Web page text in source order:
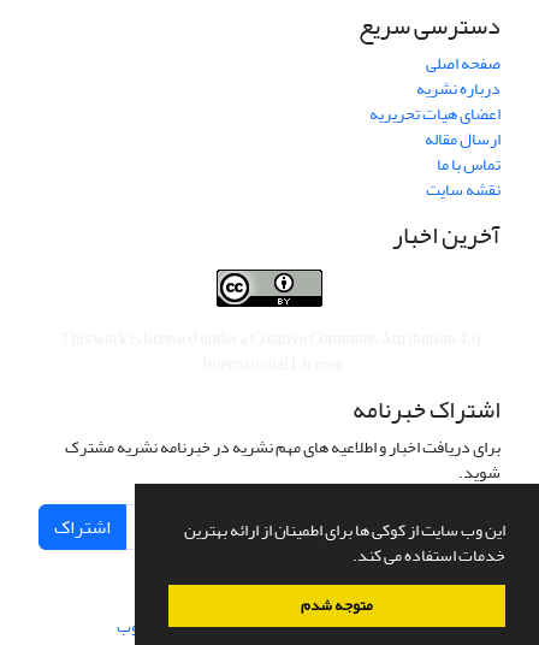
این وب سایت از کوکی ها برای اطمینان از ارائه بهترین
خدمات استفاده می کند.
متوجه شدم
دسترسی سریع
صفحه اصلی
درباره نشریه
اعضای هیات تحریریه
ارسال مقاله
تماس با ما
نقشه سایت
آخرین اخبار
اشتراک خبرنامه
برای دریافت اخبار و اطلاعیه های مهم نشریه در خبرنامه نشریه مشترک
شوید.
اشتراک
سامانه مدیریت نشریات علمی.طراحی و پیاده سازی از سیناوب